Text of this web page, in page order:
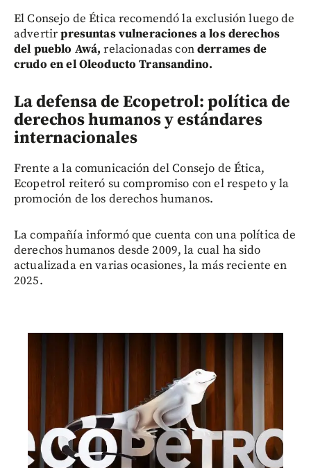
El Consejo de Ética recomendó la exclusión luego de
advertirpresuntas vulneraciones a los derechos
del pueblo Awá, relacionadas conderrames de
crudo en el Oleoducto Transandino.
La defensa de Ecopetrol: política de
derechos humanos y estándares
internacionales
Frente a la comunicación del Consejo de Ética,
Ecopetrol reiteró su compromiso con el respeto y la
promoción de los derechos humanos.
La compañía informó que cuenta con una política de
derechos humanos desde 2009, la cual ha sido
actualizada en varias ocasiones, la más reciente en
2025.